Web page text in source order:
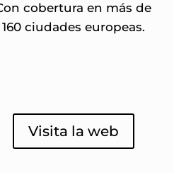
cobertura en más de
160 ciudades europeas.
Visita la web